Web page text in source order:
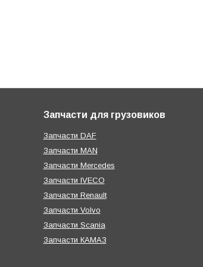
Запчасти для грузовиков
Запчасти DAF
Запчасти MAN
Запчасти Mercedes
Запчасти IVECO
Запчасти Renault
Запчасти Volvo
Запчасти Scania
Запчасти КАМАЗ